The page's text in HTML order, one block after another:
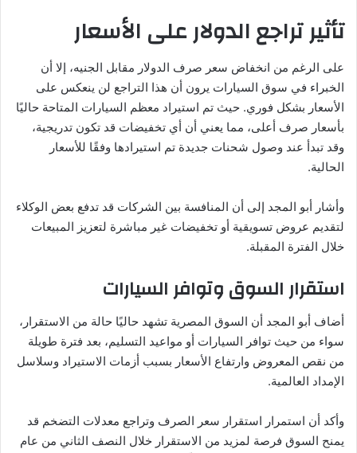
تأثير تراجع الدولار على الأسعار
على الرغم من انخفاض سعر صرف الدولار مقابل الجنيه، إلا أن
الخبراء في سوق السيارات يرون أن هذا التراجع لن ينعكس على
الأسعار بشكل فوري. حيث تم استيراد معظم السيارات المتاحة حاليًا
بأسعار صرف أعلى، مما يعني أن أي تخفيضات قد تكون تدريجية،
وقد تبدأ عند وصول شحنات جديدة تم استيرادها وفقًا للأسعار
الحالية.
وأشار أبو المجد إلى أن المنافسة بين الشركات قد تدفع بعض الوكلاء
لتقديم عروض تسويقية أو تخفيضات غير مباشرة لتعزيز المبيعات
خلال الفترة المقبلة.
استقرار السوق وتوافر السيارات
أضاف أبو المجد أن السوق المصرية تشهد حاليًا حالة من الاستقرار،
سواء من حيث توافر السيارات أو مواعيد التسليم، بعد فترة طويلة
من نقص المعروض وارتفاع الأسعار بسبب أزمات الاستيراد وسلاسل
الإمداد العالمية.
وأكد أن استمرار استقرار سعر الصرف وتراجع معدلات التضخم قد
يمنح السوق فرصة لمزيد من الاستقرار خلال النصف الثاني من عام